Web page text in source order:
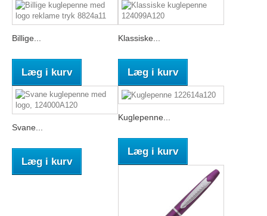
Billige...
Læg i kurv
Klassiske...
Læg i kurv
Svane...
Læg i kurv
Kuglepenne...
Læg i kurv